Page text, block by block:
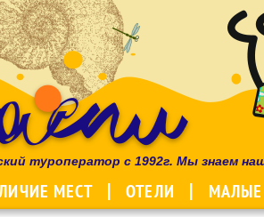
туроператор с 1992г. Мы знаем
МЕСТ ОТЕЛИ МАЛЫЕ